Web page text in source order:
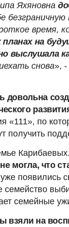
Яхяновна
время,
планах на
выслушала
снова», -
довольна
«111», по
получить
Карибаевых.
могла, что
появились
семейные
взяли на